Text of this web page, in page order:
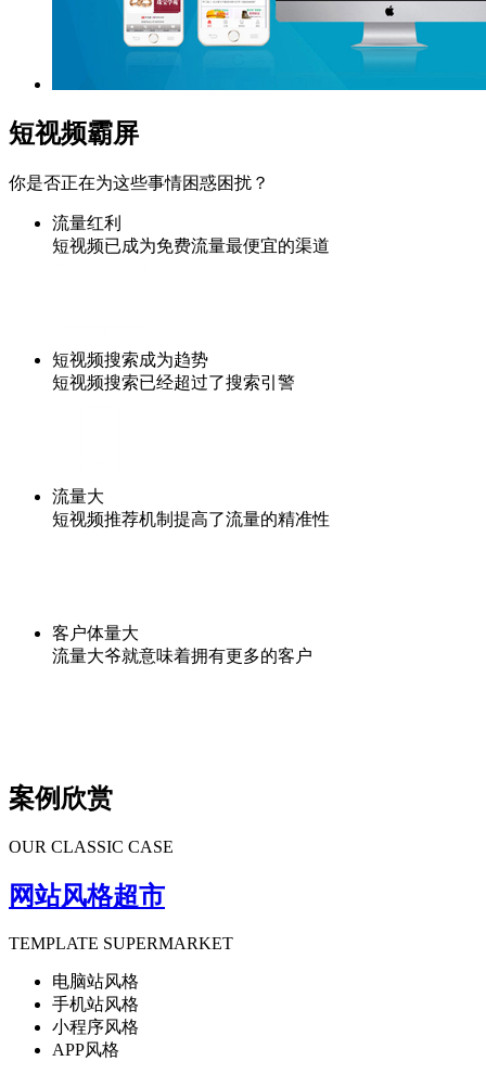
短视频霸屏
你是否正在为这些事情困惑困扰？
流量红利
短视频已成为免费流量最便宜的渠道
短视频搜索成为趋势
短视频搜索已经超过了搜索引警
流量大
短视频推荐机制提高了流量的精准性
客户体量大
流量大爷就意味着拥有更多的客户
案例欣赏
OUR CLASSIC CASE
网站风格超市
TEMPLATE SUPERMARKET
电脑站风格
手机站风格
小程序风格
APP风格